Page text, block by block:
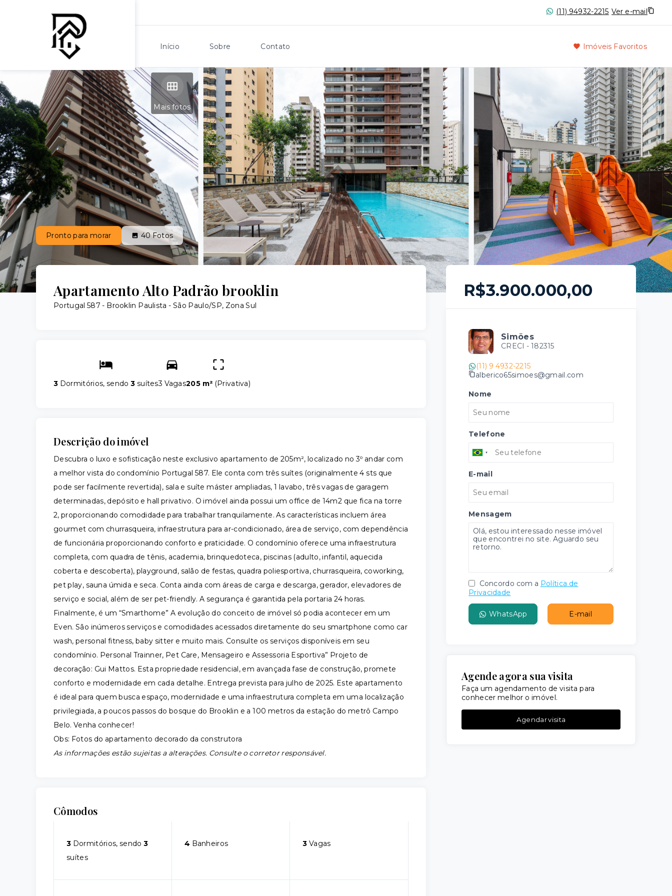
(11) 94932-2215 Ver e-mail
Início Sobre Contato Imóveis Favoritos
Mais fotos
Pronto para morar 40Fotos
Apartamento Alto Padrão brooklin
Portugal 587 - Brooklin Paulista - São Paulo/SP, Zona Sul
3 Dormitórios, sendo3 suítes3 Vagas205 m² (Privativa)
Descrição do imóvel
Descubra o luxo e sofisticação neste exclusivo apartamento de 205m², localizado no 3º andar com
a melhor vista do condomínio Portugal 587. Ele conta com três suítes (originalmente 4 sts que
pode ser facilmente revertida), sala e suíte máster ampliadas, 1 lavabo, três vagas de garagem
determinadas, depósito e hall privativo. O imóvel ainda possui um office de 14m2 que fica na torre
2, proporcionando comodidade para trabalhar tranquilamente. As características incluem área
gourmet com churrasqueira, infraestrutura para ar-condicionado, área de serviço, com dependência
de funcionária proporcionando conforto e praticidade. O condomínio oferece uma infraestrutura
completa, com quadra de tênis, academia, brinquedoteca, piscinas (adulto, infantil, aquecida
coberta e descoberta), playground, salão de festas, quadra poliesportiva, churrasqueira, coworking,
pet play, sauna úmida e seca. Conta ainda com áreas de carga e descarga, gerador, elevadores de
serviço e social, além de ser pet-friendly. A segurança é garantida pela portaria 24 horas.
Finalmente, é um “Smarthome” A evolução do conceito de imóvel só podia acontecer em um
Even. São inúmeros serviços e comodidades acessados diretamente do seu smartphone como car
wash, personal fitness, baby sitter e muito mais. Consulte os serviços disponíveis em seu
condomínio. Personal Trainner, Pet Care, Mensageiro e Assessoria Esportiva” Projeto de
decoração: Gui Mattos. Esta propriedade residencial, em avançada fase de construção, promete
conforto e modernidade em cada detalhe. Entrega prevista para julho de 2025. Este apartamento
é ideal para quem busca espaço, modernidade e uma infraestrutura completa em uma localização
privilegiada, a poucos passos do bosque do Brooklin e a 100 metros da estação do metrô Campo
Belo. Venha conhecer!
Obs: Fotos do apartamento decorado da construtora
As informações estão sujeitas a alterações. Consulte o corretor responsável.
Cômodos
3 Dormitórios, sendo3
suítes
4 Banheiros 3 Vagas
R$3.900.000,00
Simões
CRECI - 182315
(11) 9 4932-2215
alberico65simoes@gmail.com
Nome
Telefone
E-mail
Mensagem
Concordo com a Política de
Privacidade
WhatsApp E-mail
Agende agora sua visita
Faça um agendamento de visita para
conhecer melhor o imóvel.
Agendar visita